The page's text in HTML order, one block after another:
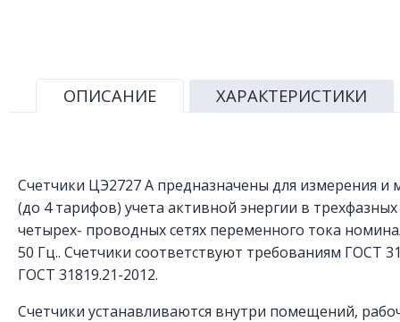
ОПИСАНИЕ ХАРАКТЕРИСТИКИ
Счетчики ЦЭ2727 А предназначены для измерения и
(до 4 тарифов) учета активной энергии в
четырех- проводных сетях переменного тока
50 Гц.. Счетчики соответствуют требованиям ГОСТ
ГОСТ 31819.21-2012.
Счетчики устанавливаются внутри помещений,